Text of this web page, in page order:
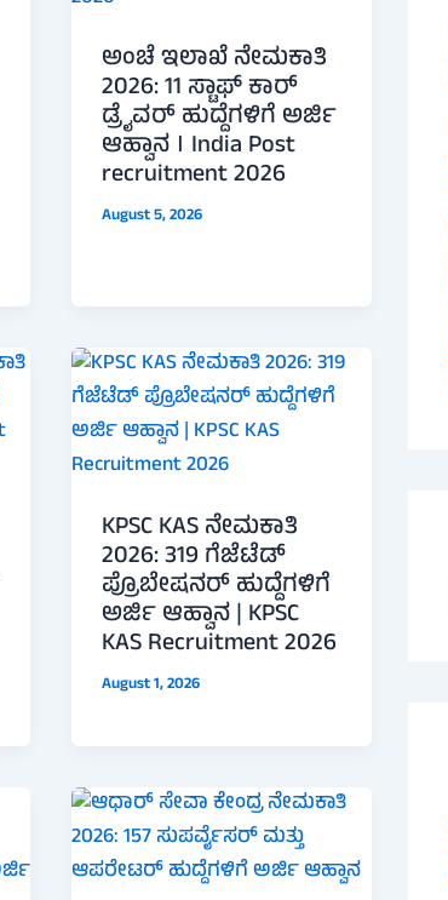
ಅಂಚೆ ಇಲಾಖೆ ನೇಮಕಾತಿ
2026: 11 ಸ್ಟಾಫ್ ಕಾರ್
ಡ್ರೈವರ್ ಹುದ್ದೆಗಳಿಗೆ ಅರ್ಜಿ
ಆಹ್ವಾನ । India Post
recruitment 2026
August 5, 2026
KPSC KAS ನೇಮಕಾತಿ
2026: 319 ಗೆಜೆಟೆಡ್
ಪ್ರೊಬೇಷನರ್ ಹುದ್ದೆಗಳಿಗೆ
ಅರ್ಜಿ ಆಹ್ವಾನ | KPSC
KAS Recruitment 2026
August 1, 2026